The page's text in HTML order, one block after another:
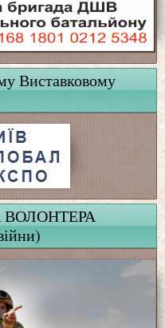
Виставковому
ВОЛОНТЕРА